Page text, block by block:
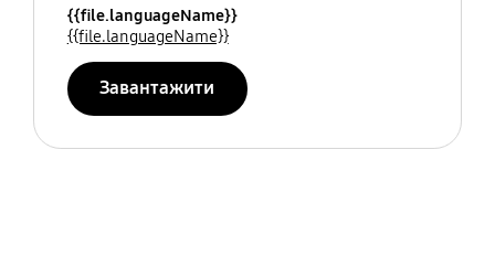
{{file.languageName}}
{{file.languageName}}
Завантажити